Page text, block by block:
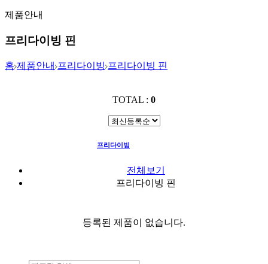
제품안내
프리다이빙 핀
홈 제품안내 프리다이빙 프리다이빙 핀
TOTAL : 0
프리다이빙
전체보기
프리다이빙 핀
등록된 제품이 없습니다.